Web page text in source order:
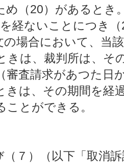
め（20）があるとき
経ないことにつき
場合において、当
きは、裁判所は、そ
審査請求があつた日
きは、その期間を経
ことができる。
７）（以下「取消